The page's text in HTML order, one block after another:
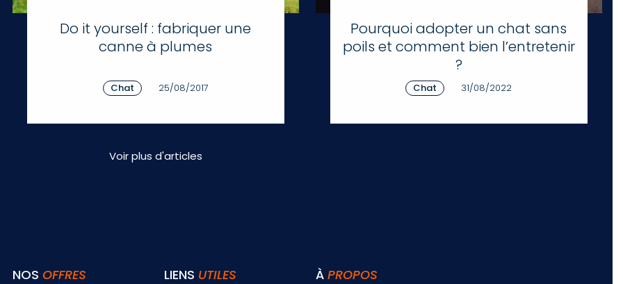
Do it yourself : fabriquer une
canne à plumes
Chat 25/08/2017
Pourquoi adopter un chat sans
poils et comment bien l’entretenir
?
Chat 31/08/2022
Voir plus d'articles
NOS OFFRES LIENS UTILES À PROPOS